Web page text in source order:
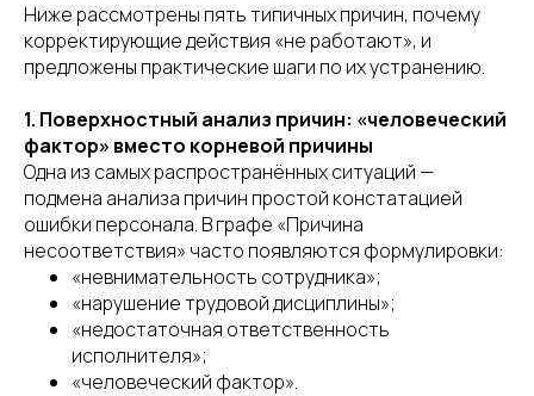
Ниже рассмотрены пять типичных причин, почему
корректирующие действия «не работают», и
предложены практические шаги по их устранению.
1. Поверхностный анализ причин: «человеческий
фактор» вместо корневой причины
Одна из самых распространённых ситуаций —
подмена анализа причин простой констатацией
ошибки персонала. В графе «Причина
несоответствия» часто появляются формулировки:
«невнимательность сотрудника»;
«нарушение трудовой дисциплины»;
«недостаточная ответственность
исполнителя»;
«человеческий фактор».